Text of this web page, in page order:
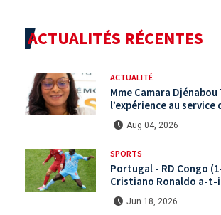
ACTUALITÉS RÉCENTES
ACTUALITÉ
Mme Camara Djénabou
l’expérience au service
territoriaux sous la
Aug 04, 2026
SPORTS
Portugal - RD Congo
Cristiano Ronaldo a-t-
international ?
Jun 18, 2026